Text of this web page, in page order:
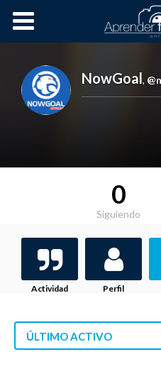
Cursos OnLine
NowGoal,
0
Siguiendo
Actividad Perfil
ÚLTIMO ACTIVO